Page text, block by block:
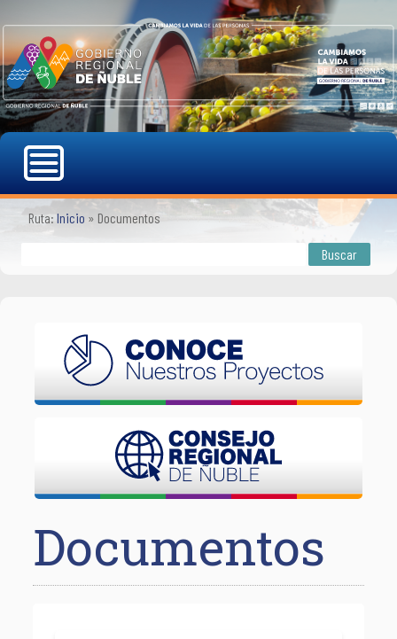
Ruta: Inicio » Documentos
Documentos